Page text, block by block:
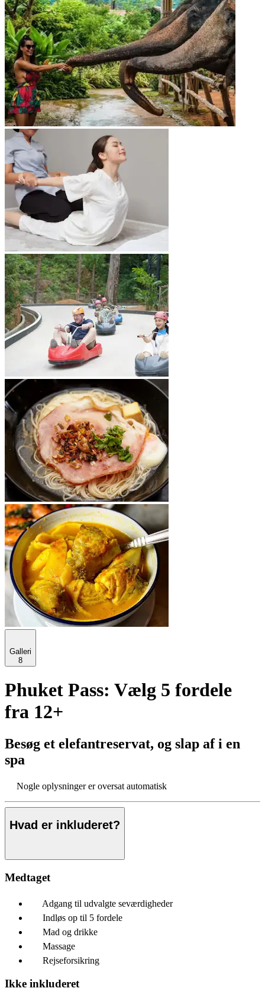
Galleri
8
Phuket Pass: Vælg 5 fordele
fra 12+
Besøg et elefantreservat, og slap af i en
spa
Nogle oplysninger er oversat automatisk
Hvad er inkluderet?
Medtaget
Adgang til udvalgte seværdigheder
Indløs op til 5 fordele
Mad og drikke
Massage
Rejseforsikring
Ikke inkluderet